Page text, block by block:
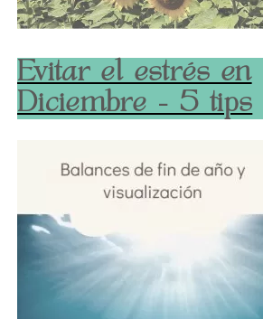
Evitar el estrés en
Diciembre – 5 tips